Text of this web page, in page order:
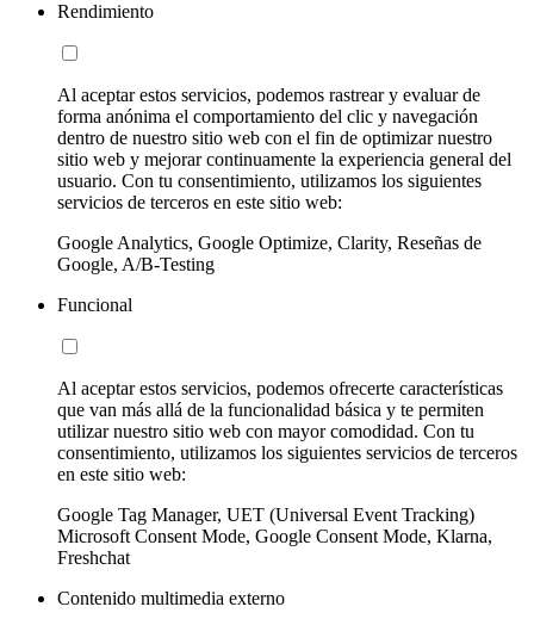
Rendimiento
Al aceptar estos servicios, podemos rastrear y evaluar de
forma anónima el comportamiento del clic y navegación
dentro de nuestro sitio web con el fin de optimizar nuestro
sitio web y mejorar continuamente la experiencia general del
usuario. Con tu consentimiento, utilizamos los siguientes
servicios de terceros en este sitio web:
Google Analytics, Google Optimize, Clarity, Reseñas de
Google, A/B-Testing
Funcional
Al aceptar estos servicios, podemos ofrecerte características
que van más allá de la funcionalidad básica y te permiten
utilizar nuestro sitio web con mayor comodidad. Con tu
consentimiento, utilizamos los siguientes servicios de terceros
en este sitio web:
Google Tag Manager, UET (Universal Event Tracking)
Microsoft Consent Mode, Google Consent Mode, Klarna,
Freshchat
Contenido multimedia externo